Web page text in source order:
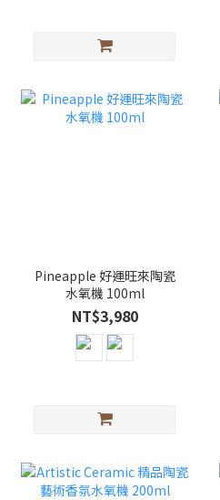
Pineapple 好運旺來陶瓷
水氧機 100ml
NT$3,980